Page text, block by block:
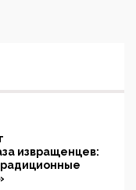
извращенцев: